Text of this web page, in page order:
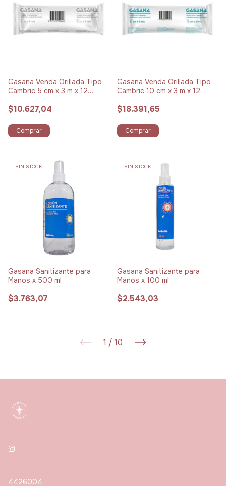
Gasana Venda Orillada Tipo
Cambric 5 cm x 3 m x 12
$10.627,04
Comprar
Gasana Venda Orillada Tipo
Cambric 10 cm x 3 m x 12
$18.391,65
Comprar
SIN STOCK
Gasana Sanitizante para
Manos x 500 ml
$3.763,07
SIN STOCK
Gasana Sanitizante para
Manos x 100 ml
$2.543,03
1 / 10
4426004